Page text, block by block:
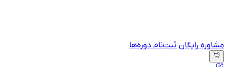
مشاوره رایگان ثبت‌نام دوره‌ها